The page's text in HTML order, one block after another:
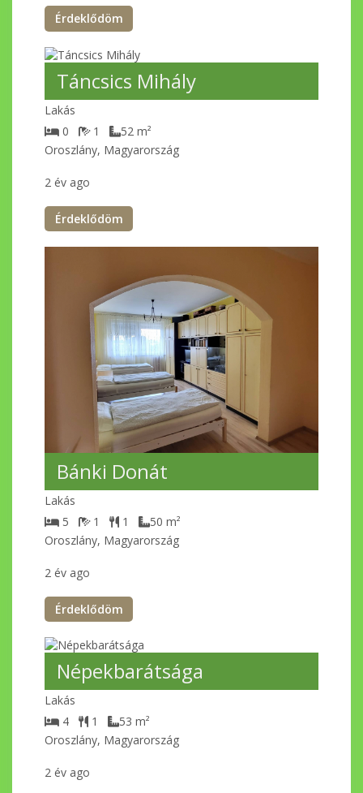
Érdeklődöm
Lakás
Táncsics Mihály
Oroszlány, Magyarország
0 1 52 m²
2 év ago
Érdeklődöm
Lakás
Bánki Donát
Oroszlány, Magyarország
5 1 1 50 m²
2 év ago
Érdeklődöm
Lakás
Népekbarátsága
Oroszlány, Magyarország
4 1 53 m²
2 év ago